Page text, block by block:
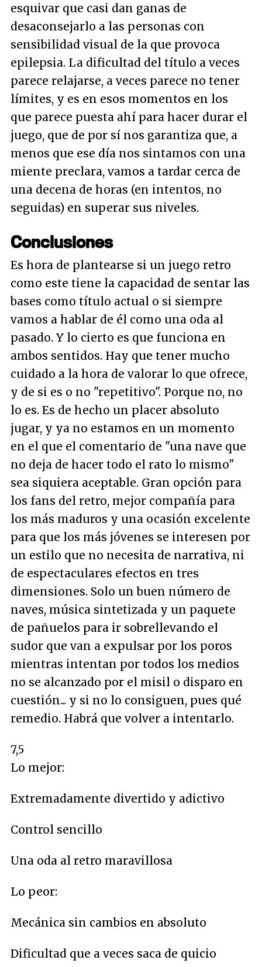
esquivar que casi dan ganas de
desaconsejarlo a las personas con
sensibilidad visual de la que provoca
epilepsia. La dificultad del título a veces
parece relajarse, a veces parece no tener
límites, y es en esos momentos en los
que parece puesta ahí para hacer durar el
juego, que de por sí nos garantiza que, a
menos que ese día nos sintamos con una
miente preclara, vamos a tardar cerca de
una decena de horas (en intentos, no
seguidas) en superar sus niveles.
Conclusiones
Es hora de plantearse si un juego retro
como este tiene la capacidad de sentar las
bases como título actual o si siempre
vamos a hablar de él como una oda al
pasado. Y lo cierto es que funciona en
ambos sentidos. Hay que tener mucho
cuidado a la hora de valorar lo que ofrece,
y de si es o no "repetitivo". Porque no, no
lo es. Es de hecho un placer absoluto
jugar, y ya no estamos en un momento
en el que el comentario de "una nave que
no deja de hacer todo el rato lo mismo"
sea siquiera aceptable. Gran opción para
los fans del retro, mejor compañía para
los más maduros y una ocasión excelente
para que los más jóvenes se interesen por
un estilo que no necesita de narrativa, ni
de espectaculares efectos en tres
dimensiones. Solo un buen número de
naves, música sintetizada y un paquete
de pañuelos para ir sobrellevando el
sudor que van a expulsar por los poros
mientras intentan por todos los medios
no se alcanzado por el misil o disparo en
cuestión... y si no lo consiguen, pues qué
remedio. Habrá que volver a intentarlo.
7,5
Lo mejor:
Extremadamente divertido y adictivo
Control sencillo
Una oda al retro maravillosa
Lo peor:
Mecánica sin cambios en absoluto
Dificultad que a veces saca de quicio